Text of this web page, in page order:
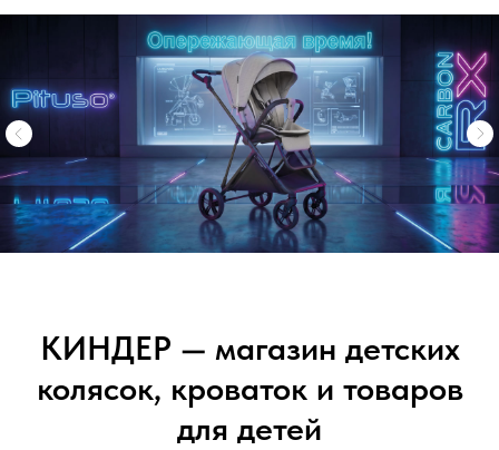
KИНДЕР — магазин детских
колясок, кроваток и товаров
для детей